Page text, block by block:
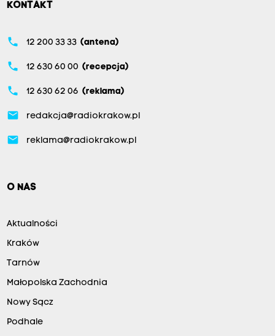
KONTAKT
phone 12 200 33 33 (antena)
phone 12 630 60 00 (recepcja)
phone 12 630 62 06 (reklama)
email redakcja@radiokrakow.pl
email reklama@radiokrakow.pl
O NAS
Aktualności
Kraków
Tarnów
Małopolska Zachodnia
Nowy Sącz
Podhale